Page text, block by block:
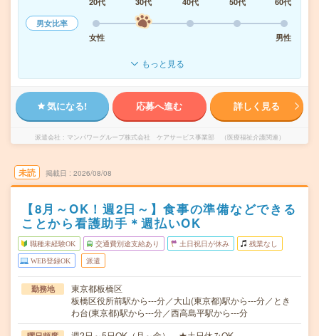
男女比率
女性
男性
もっと見る
気になる! 応募へ進む 詳しく見る
派遣会社 マンパワーグループ株式会社 ケアサービス事業部 （医療福祉介護関連）
未読 掲載日 2026/08/08
【8月～OK！週2日～】食事の準備などできる
ことから看護助手＊週払いOK
職種未経験OK 交通費別途支給あり 土日祝日が休み 残業なし
WEB登録OK 派遣
勤務地
東京都板橋区
板橋区役所前駅から---分／大山(東京都)駅から---分／とき
わ台(東京都)駅から---分／西高島平駅から---分